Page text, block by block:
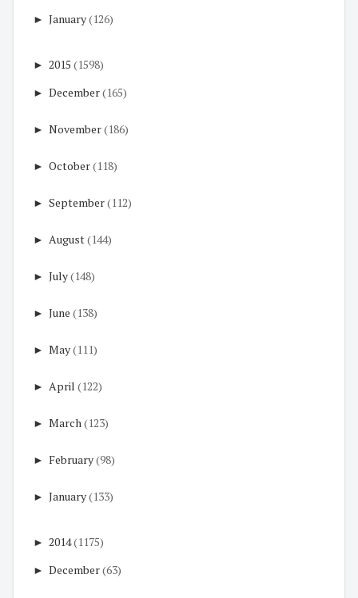
► January(126)
► 2015 (1598)
► December(165)
► November(186)
► October(118)
► September(112)
► August(144)
► July(148)
► June (138)
► May(111)
► April (122)
► March(123)
► February(98)
► January(133)
► 2014(1175)
► December(63)